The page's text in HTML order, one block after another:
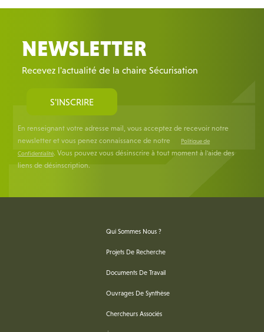
NEWSLETTER
Recevez l'actualité de la chaire Sécurisation
S'INSCRIRE
En renseignant votre adresse mail, vous acceptez de recevoir notre
newsletter et vous penez connaissance de notre
Politique de
Confidentialité. Vous pouvez vous désinscrire à tout moment à l'aide des
liens de désinscription.
Qui Sommes Nous ?
Projets De Recherche
Documents De Travail
Ouvrages De Synthèse
Chercheurs Associés